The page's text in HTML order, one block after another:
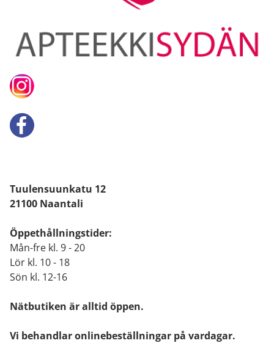
Tuulensuunkatu 12
21100 Naantali
Öppethållningstider:
Mån-fre kl. 9 - 20
Lör kl. 10 - 18
Sön kl. 12-16
Nätbutiken är alltid öppen.
Vi behandlar onlinebeställningar på vardagar.